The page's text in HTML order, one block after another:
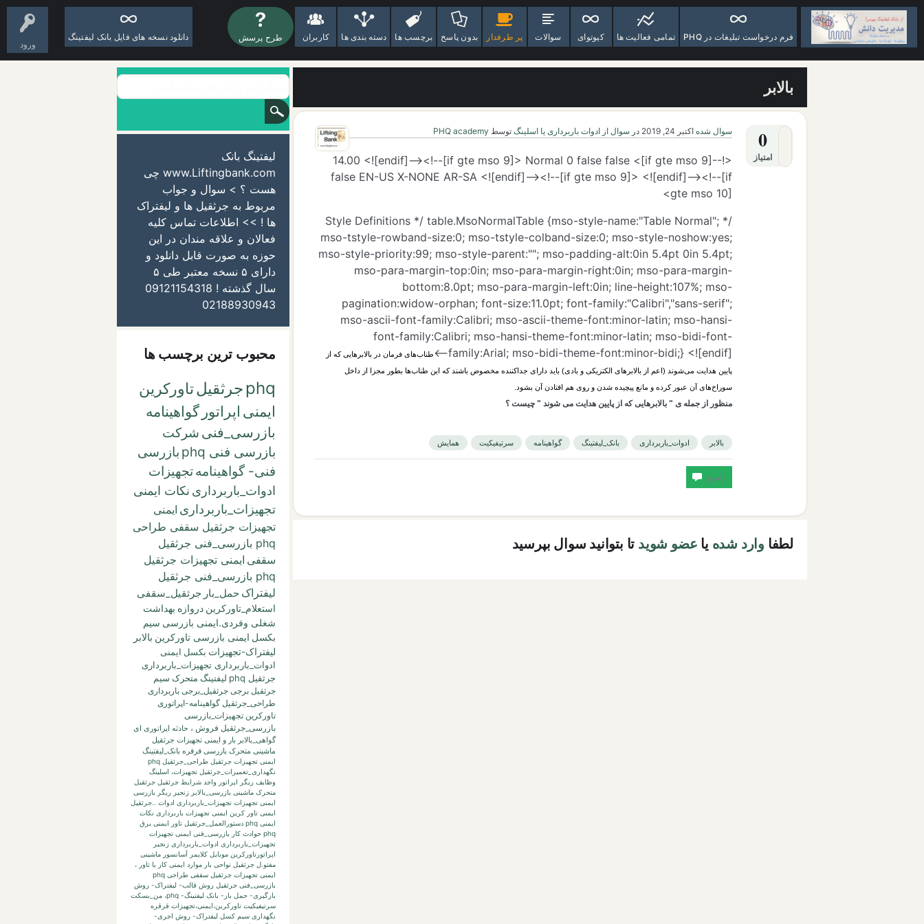
ورود
فرم درخواست تبلیغات در PHQ تمامی فعالیت ها کیوتوای سوالات پر طرفدار بدون پاسخ برچسب ها دسته بندی ها کاربران طرح پرسش دانلود نسخه های فایل بانک لیفتینگ
بالابر
0
امتیاز
سوال شده اکتبر 24, 2019 در سوال از ادوات باربرداری یا اسلینگ توسط PHQ academy
<!--[if gte mso 9]> 14.00 <![endif]--><!--[if gte mso 9]> Normal 0 false false
false EN-US X-NONE AR-SA <![endif]--><!--[if gte mso 9]> <![endif]--><!--[if
gte mso 10]>
/* Style Definitions */ table.MsoNormalTable {mso-style-name:"Table Normal";
mso-tstyle-rowband-size:0; mso-tstyle-colband-size:0; mso-style-noshow:yes;
mso-style-priority:99; mso-style-parent:""; mso-padding-alt:0in 5.4pt 0in 5.4pt;
mso-para-margin-top:0in; mso-para-margin-right:0in; mso-para-margin-
bottom:8.0pt; mso-para-margin-left:0in; line-height:107%; mso-
pagination:widow-orphan; font-size:11.0pt; font-family:"Calibri","sans-serif";
mso-ascii-font-family:Calibri; mso-ascii-theme-font:minor-latin; mso-hansi-
font-family:Calibri; mso-hansi-theme-font:minor-latin; mso-bidi-font-
family:Arial; mso-bidi-theme-font:minor-bidi;} <![endif]-->
طناب‌های‌ فرمان‌ در بالابرهایی‌ که‌ از
پایین‌ هدایت‌ می‌شوند (اعم‌ از بالابرهای‌ الکتریکی‌ و بادی‌) باید دارای‌ جداکننده‌ مخصوص‌ باشند که‌ این‌ طناب‌ها بطور مجزا از داخل‌
سوراخ‌های‌ آن‌ عبور کرده‌ و مانع‌ پیچیده‌ شدن‌ و روی‌ هم‌ افتادن‌ آن‌ بشود
منظور از جمله ی " بالابرهایی که از پایین هدایت می شوند " چیست ؟
بالابر ادوات_باربرداری بانک_لیفتینگ گواهینامه سرتیفیکیت همایش
لطفا وارد شده یا عضو شوید تا بتوانید سوال بپرسید
لیفتینگ بانک
www.Liftingbank.com چی
هست ؟ > سوال و جواب
مربوط به جرثقیل ها و لیفتراک
ها ! >> اطلاعات تماس کلیه
فعالان و علاقه مندان در این
حوزه به صورت قابل دانلود و
دارای ۵ نسخه معتبر طی ۵
سال گذشته ! 09121154318
02188930943
محبوب ترین برچسب ها
phqجرثقیلتاورکرین
ایمنی اپراتور گواهینامه
بازرسی_فنی شرکت
بازرسی فنی phq
بازرسی
فنی- گواهینامهتجهیزات
ادوات_باربرداری نکات ایمنی
تجهیزات_باربرداری ایمنی
تجهیزات جرثقیل سقفی طراحی
phq بازرسی_فنی جرثقیل
سقفی ایمنی تجهیزات جرثقیل
phq بازرسی_فنی جرثقیل
لیفتراک حمل_بار جرثقیل_سقفی
استعلام_تاورکرین دروازه بهداشت
شغلی وفردی.ایمنی بازرسی سیم
بکسل ایمنی بازرسی تاورکرین بالابر
لیفتراک-تجهیزات بکسل ایمنی
ادوات_باربرداری تجهیزات_باربرداری
جرثقیل phq
لیفتینگ متحرک سیم
جرثقیل برجی جرثقیل_برجی باربرداری
طراحی_جرثقیل گواهینامه-اپراتوری
تاورکرین تجهیزات_بازرسی
بازرسی_جرثقیل فروش ، حادثه اپراتوری ای
گواهی_بالابر بار و ایمنی تجهیزات جرثقیل
ماشینی متحرک بازرسی قرقره بانک_لیفتینگ
ایمنی تجهیزات جرثقیل طراحی_جرثقیل phq
نگهداری_تعمیرات_جرثقیل تجهیزات، اسلینگ
وظایف ریگر اپراتور واجد شرایط جرثقیل جرثقیل
متحرک ماشینی بازرسی_بالابر زنجیر ریگر بازرسی
ایمنی تجهیزات تجهیزات_باربرداری ادوات ..جرثقیل
ایمنی تاور کرین ایمنی تجهیزات باربرداری نکات
ایمنی phq
دستورالعمل_جرثقیل تاور ایمنی برق
phq حوادث کار بازرسی_فنی
ایمنی تجهیزات
تجهیزات_باربرداری ادوات_باربرداری زنجیر
اپراتورتاورکرین موبایل کلایمر آسانسور ماشینی
مفتو.ل جرثقیل نواحی بار موارد ایمنی کار با تاور ،
ایمنی تجهیزات جرثقیل سقفی طراحی phq
بازرسی_فنی جرثقیل روش قالب- لیفتراک- روش
بارگیری- حمل بار- بانک لیفتینگ- phq، من_بسکت
سرتیفیکیت تاورکرین،ایمنی،تجهیزات قرقره
نگهداری سیم کسل لیفتراک- روش اجری-